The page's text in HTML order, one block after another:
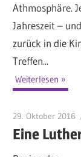
Athmosphäre.
Jahreszeit –
zurück in die
Treffen...
Weiterlesen
29. Oktober 2016
Eine